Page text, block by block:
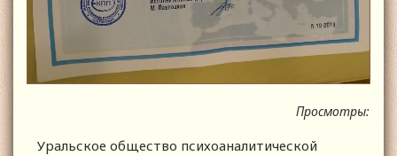
Просмотры:
Уральское общество психоаналитической